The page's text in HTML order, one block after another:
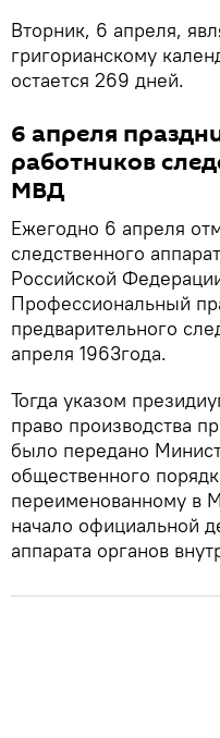
Вторник, 6 апреля,
григорианскому
остается 269 дней.
6 апреля
работников
МВД
Ежегодно 6 апреля
следственного
Российской
Профессиональный
предварительного
апреля 1963года.
Тогда указом
право производства
было передано
общественного
переименованному в
начало официальной
аппарата органов